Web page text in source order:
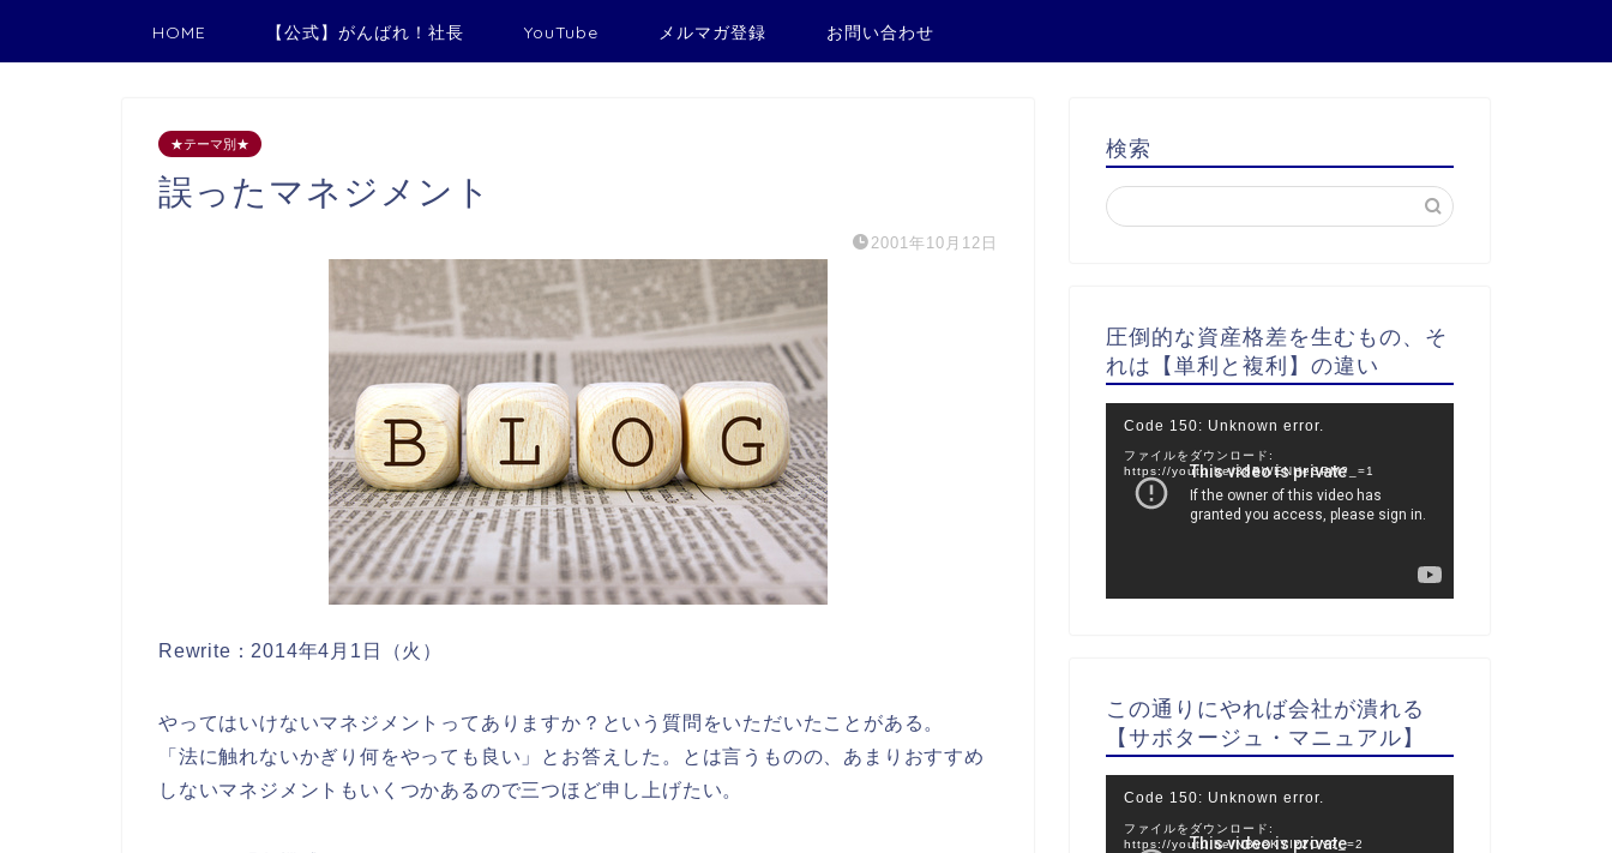
HOME 【公式】がんばれ！社長 YouTube メルマガ登録 お問い合わせ
★テーマ別★
誤ったマネジメント
2001年10月12日
Rewrite：2014年4月1日（火）
やってはいけないマネジメントってありますか？という質問をいただいたことがある。
「法に触れないかぎり何をやっても良い」とお答えした。とは言うものの、あまりおすすめ
しないマネジメントもいくつかあるので三つほど申し上げたい。
検索
圧倒的な資産格差を生むもの、そ
れは【単利と複利】の違い
Code 150: Unknown error.
ファイルをダウンロード:
https://youtu.be/38BWENHeSPM?_=1
この通りにやれば会社が潰れる
【サボタージュ・マニュアル】
Code 150: Unknown error.
ファイルをダウンロード:
https://youtu.be/NBveKYIz2OY?_=2